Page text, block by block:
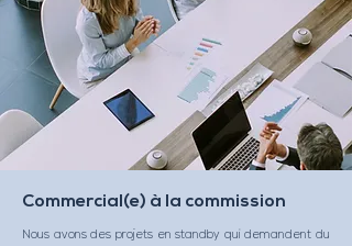
Commercial(e) à la commission
Nous avons des projets en standby qui demandent du